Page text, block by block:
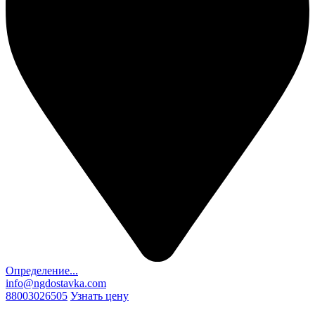
Определение...
info@ngdostavka.com
88003026505 Узнать цену